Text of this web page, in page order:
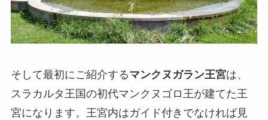
そして最初にご紹介するマンクヌガラン王宮は、
スラカルタ王国の初代マンクヌゴロ王が建てた王
宮になります。王宮内はガイド付きでなければ見